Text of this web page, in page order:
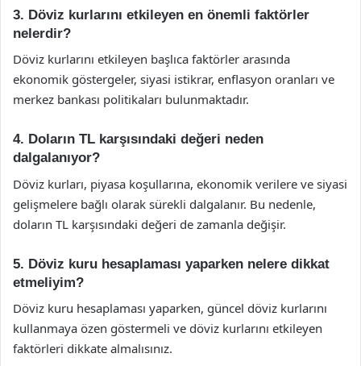
3. Döviz kurlarını etkileyen en önemli faktörler
nelerdir?
Döviz kurlarını etkileyen başlıca faktörler arasında
ekonomik göstergeler, siyasi istikrar, enflasyon oranları ve
merkez bankası politikaları bulunmaktadır.
4. Doların TL karşısındaki değeri neden
dalgalanıyor?
Döviz kurları, piyasa koşullarına, ekonomik verilere ve siyasi
gelişmelere bağlı olarak sürekli dalgalanır. Bu nedenle,
doların TL karşısındaki değeri de zamanla değişir.
5. Döviz kuru hesaplaması yaparken nelere dikkat
etmeliyim?
Döviz kuru hesaplaması yaparken, güncel döviz kurlarını
kullanmaya özen göstermeli ve döviz kurlarını etkileyen
faktörleri dikkate almalısınız.